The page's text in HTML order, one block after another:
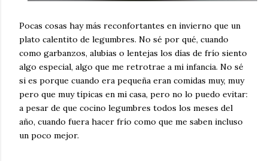
Pocas cosas hay más reconfortantes en invierno que un
plato calentito de legumbres. No sé por qué, cuando
como garbanzos, alubias o lentejas los días de frío siento
algo especial, algo que me retrotrae a mi infancia. No sé
si es porque cuando era pequeña eran comidas muy, muy
pero que muy típicas en mi casa, pero no lo puedo evitar:
a pesar de que cocino legumbres todos los meses del
año, cuando fuera hacer frío como que me saben incluso
un poco mejor.